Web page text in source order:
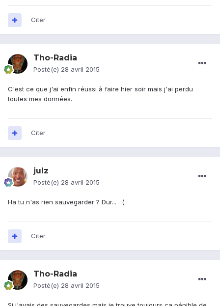
Citer
Tho-Radia
Posté(e) 28 avril 2015
C'est ce que j'ai enfin réussi à faire hier soir mais j'ai perdu
toutes mes données.
Citer
julz
Posté(e) 28 avril 2015
Ha tu n'as rien sauvegarder ? Dur... :(
Citer
Tho-Radia
Posté(e) 28 avril 2015